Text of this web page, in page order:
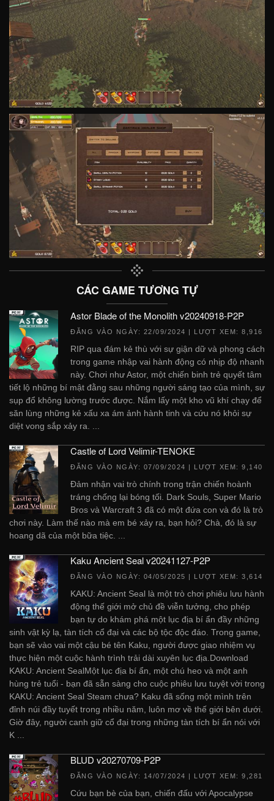
CÁC GAME TƯƠNG TỰ
Astor Blade of the Monolith v20240918-P2P
ĐĂNG VÀO NGÀY: 22/09/2024 | LƯỢT XEM: 8,916
RIP qua đám kẻ thù với sự giận dữ và phong cách
trong game nhập vai hành động có nhịp độ nhanh
này. Chơi như Astor, một chiến binh trẻ quyết tâm
tiết lộ những bí mật đằng sau những người sáng tạo của mình, sự
sụp đổ không lường trước được. Nắm lấy một kho vũ khí chạy để
săn lùng những kẻ xấu xa ám ảnh hành tinh và cứu nó khỏi sự
diệt vong sắp xảy ra. ...
Castle of Lord Velimir-TENOKE
ĐĂNG VÀO NGÀY: 07/09/2024 | LƯỢT XEM: 9,140
Đảm nhận vai trò chính trong trận chiến hoành
tráng chống lại bóng tối. Dark Souls, Super Mario
Bros và Warcraft 3 đã có một đứa con và đó là trò
chơi này. Làm thế nào mà em bé xảy ra, bạn hỏi? Chà, đó là sự
hoang dã của một bữa tiệc. ...
Kaku Ancient Seal v20241127-P2P
ĐĂNG VÀO NGÀY: 04/05/2025 | LƯỢT XEM: 3,614
KAKU: Ancient Seal là một trò chơi phiêu lưu hành
động thế giới mở chủ đề viễn tưởng, cho phép
bạn tự do khám phá một lục địa bí ẩn đầy những
sinh vật kỳ lạ, tàn tích cổ đại và các bộ tộc độc đáo. Trong game,
bạn sẽ vào vai một cậu bé tên Kaku, người được giao nhiệm vụ
thực hiện một cuộc hành trình trải dài xuyên lục địa.Download
KAKU: Ancient SealMột lục địa bí ẩn, một chú heo và một anh
hùng trẻ tuổi - bạn đã sẵn sàng cho cuộc phiêu lưu tuyệt vời trong
KAKU: Ancient Seal Steam chưa? Kaku đã sống một mình trên
đỉnh núi đầy tuyết trong nhiều năm, luôn mơ về thế giới bên dưới.
Giờ đây, người canh giữ cổ đại trong những tàn tích bí ẩn nói với
K ...
BLUD v20270709-P2P
ĐĂNG VÀO NGÀY: 14/07/2024 | LƯỢT XEM: 9,281
Cứu bạn bè của bạn, chiến đấu với Apocalypse